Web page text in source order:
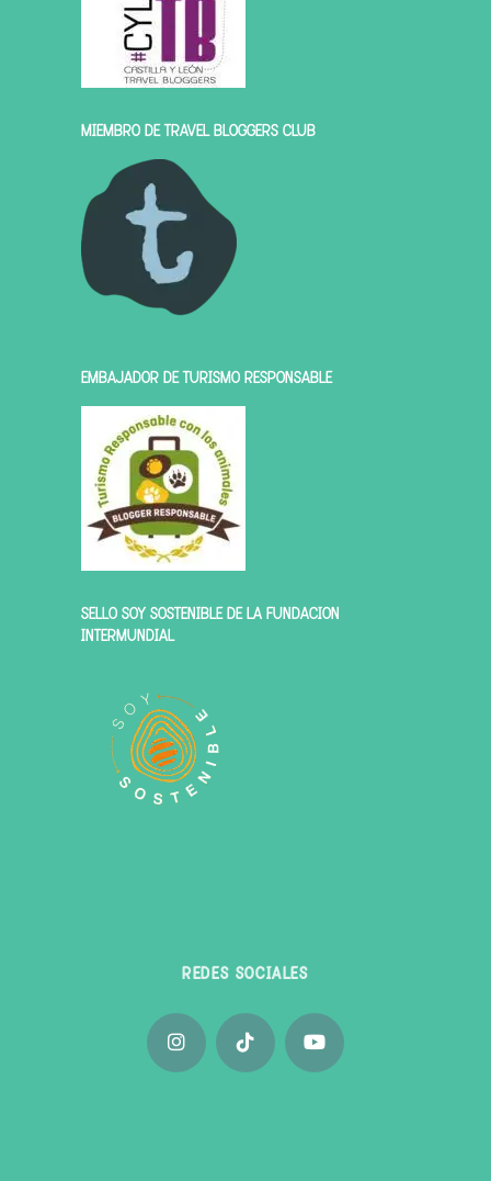
MIEMBRO DE TRAVEL BLOGGERS CLUB
EMBAJADOR DE TURISMO RESPONSABLE
SELLO SOY SOSTENIBLE DE LA FUNDACIÓN
INTERMUNDIAL
REDES SOCIALES